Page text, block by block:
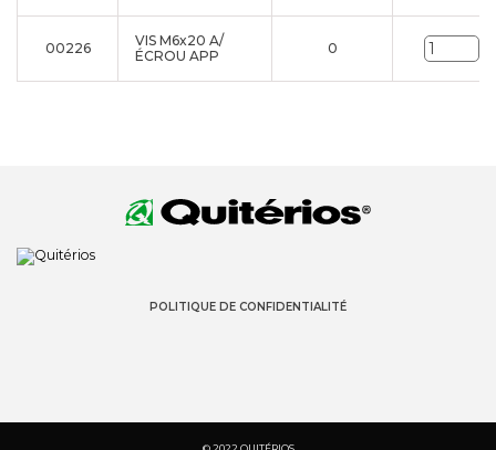
00226
VIS M6x20 A/
ÉCROU APP
0
POLITIQUE DE CONFIDENTIALITÉ